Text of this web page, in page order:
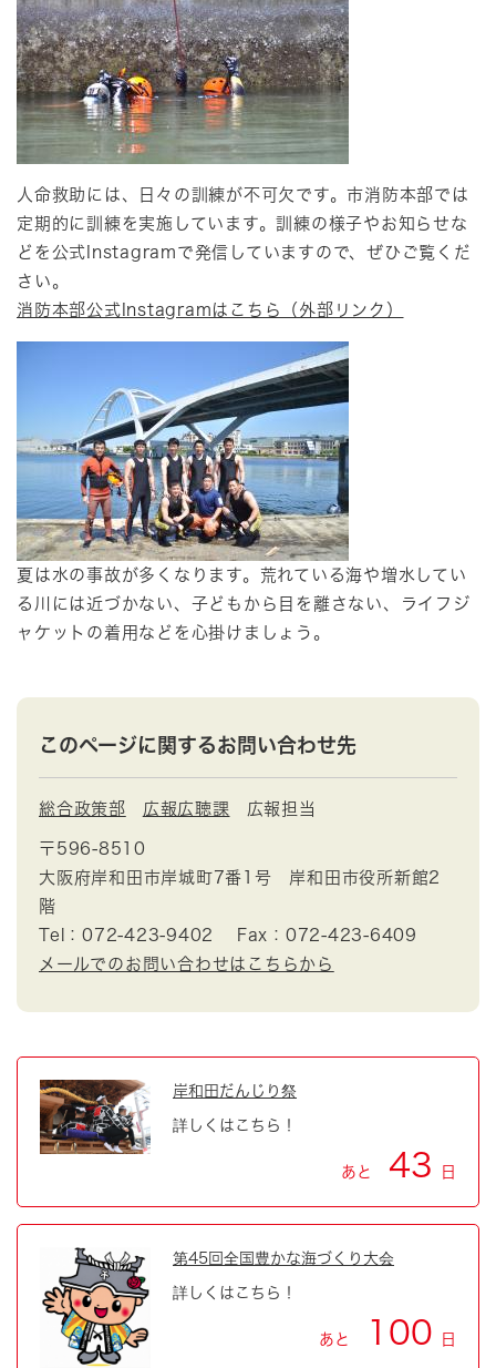
人命救助には、日々の訓練が不可欠です。市消防本部では
定期的に訓練を実施しています。訓練の様子やお知らせな
どを公式Instagramで発信していますので、ぜひご覧くだ
さい。
消防本部公式Instagramはこちら（外部リンク）
夏は水の事故が多くなります。荒れている海や増水してい
る川には近づかない、子どもから目を離さない、ライフジ
ャケットの着用などを心掛けましょう。
このページに関するお問い合わせ先
総合政策部 広報広聴課 広報担当
〒596-8510
大阪府岸和田市岸城町7番1号 岸和田市役所新館2
階
Tel：072-423-9402
Fax：072-423-6409
メールでのお問い合わせはこちらから
岸和田だんじり祭
詳しくはこちら！
あと 43 日
第45回全国豊かな海づくり大会
詳しくはこちら！
あと 100 日